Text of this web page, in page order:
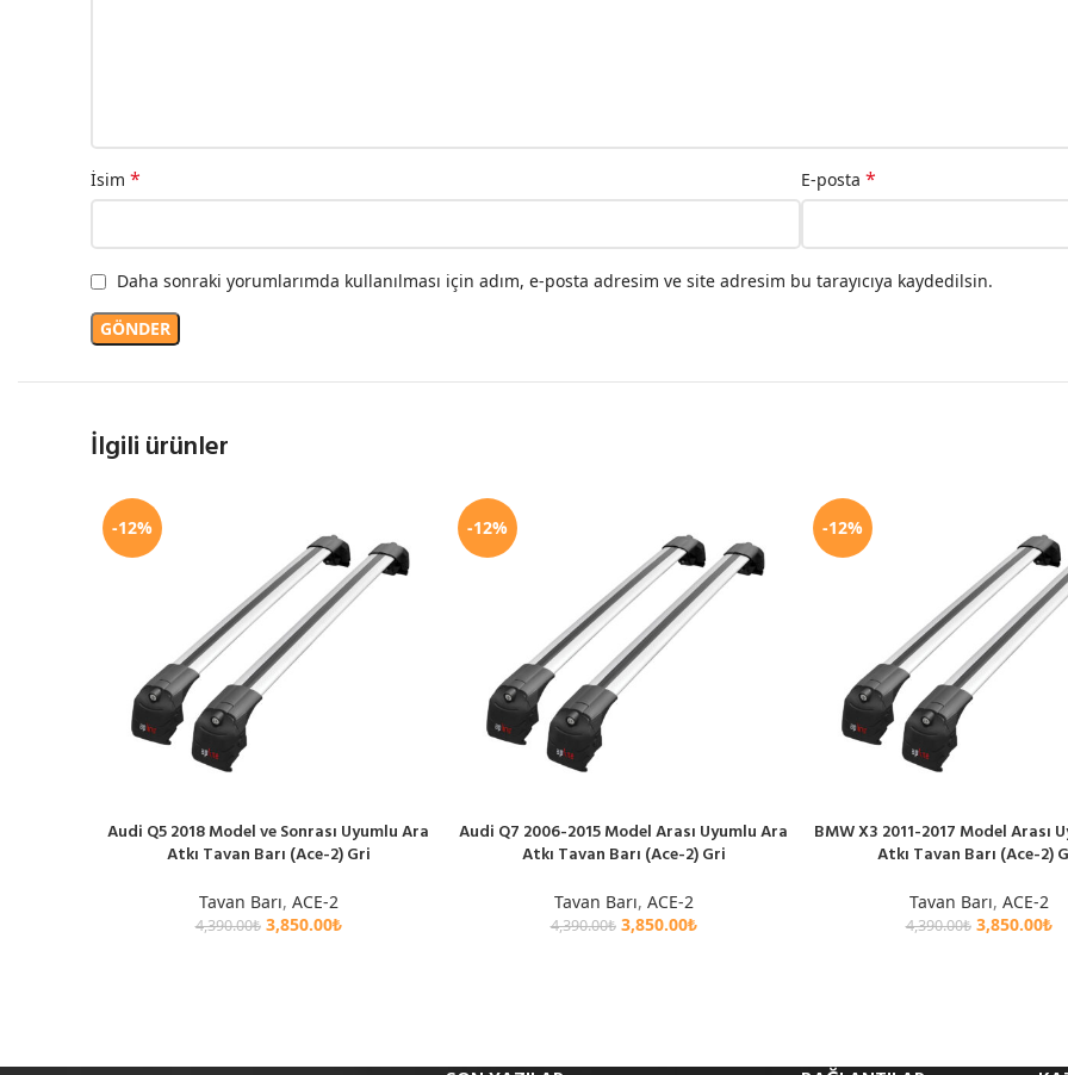
İsim * E-posta *
Daha sonraki yorumlarımda kullanılması için adım, e-posta adresim ve site adresim bu tarayıcıya kaydedilsin.
İlgili ürünler
-12%
SEPETE EKLE
Audi Q5 2018 Model ve Sonrası Uyumlu Ara
Atkı Tavan Barı (Ace-2) Gri
Tavan Barı, ACE-2
4,390.00₺ 3,850.00₺
-12%
SEPETE EKLE
Audi Q7 2006-2015 Model Arası Uyumlu Ara
Atkı Tavan Barı (Ace-2) Gri
Tavan Barı, ACE-2
4,390.00₺ 3,850.00₺
-12%
SEPETE EKLE
BMW X3 2011-2017 Model Arası
Atkı Tavan Barı (Ace-2)
Tavan Barı, ACE-2
4,390.00₺ 3,850.00₺